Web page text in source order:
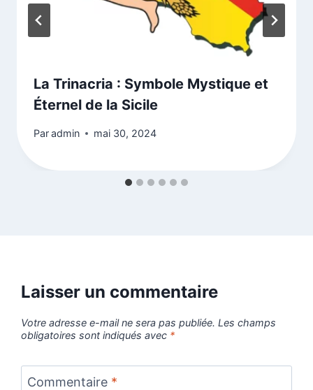
La Trinacria : Symbole Mystique et
Éternel de la Sicile
Paradmin mai 30, 2024
Laisser un commentaire
Votre adresse e-mail ne sera pas publiée. Les champs
obligatoires sont indiqués avec *
Commentaire *